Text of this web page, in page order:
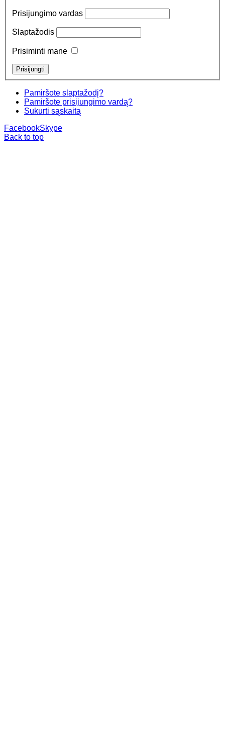
Prisijungimo vardas
Slaptažodis
Prisiminti mane
Pamiršote slaptažodį?
Pamiršote prisijungimo vardą?
Sukurti sąskaitą
FacebookSkype
Back to top